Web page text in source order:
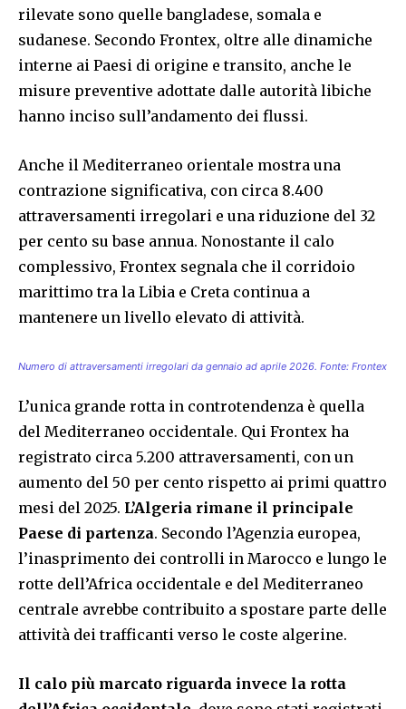
rilevate sono quelle bangladese, somala e
sudanese. Secondo Frontex, oltre alle dinamiche
interne ai Paesi di origine e transito, anche le
misure preventive adottate dalle autorità libiche
hanno inciso sull’andamento dei flussi.
Anche il Mediterraneo orientale mostra una
contrazione significativa, con circa 8.400
attraversamenti irregolari e una riduzione del 32
per cento su base annua. Nonostante il calo
complessivo, Frontex segnala che il corridoio
marittimo tra la Libia e Creta continua a
mantenere un livello elevato di attività.
Numero di attraversamenti irregolari da gennaio ad aprile 2026. Fonte: Frontex
L’unica grande rotta in controtendenza è quella
del Mediterraneo occidentale. Qui Frontex ha
registrato circa 5.200 attraversamenti, con un
aumento del 50 per cento rispetto ai primi quattro
mesi del 2025. L’Algeria rimane il principale
Paese di partenza. Secondo l’Agenzia europea,
l’inasprimento dei controlli in Marocco e lungo le
rotte dell’Africa occidentale e del Mediterraneo
centrale avrebbe contribuito a spostare parte delle
attività dei trafficanti verso le coste algerine.
Il calo più marcato riguarda invece la rotta